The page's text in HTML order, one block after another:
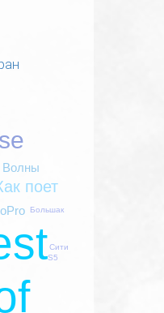
поет
Волны
S5
Большак
Сити